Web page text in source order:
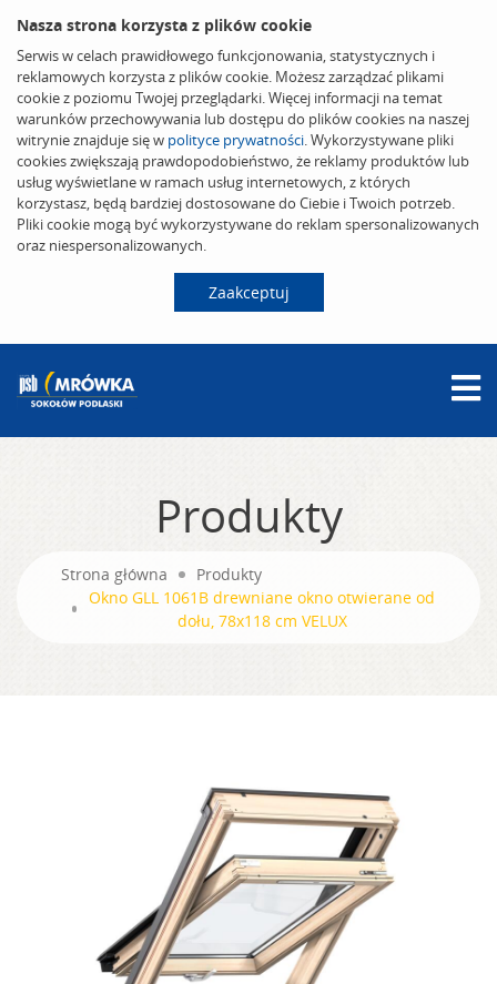
Nasza strona korzysta z plików cookie
Serwis w celach prawidłowego funkcjonowania, statystycznych i
reklamowych korzysta z plików cookie. Możesz zarządzać plikami
cookie z poziomu Twojej przeglądarki. Więcej informacji na temat
warunków przechowywania lub dostępu do plików cookies na naszej
witrynie znajduje się w polityce prywatności. Wykorzystywane pliki
cookies zwiększają prawdopodobieństwo, że reklamy produktów lub
usług wyświetlane w ramach usług internetowych, z których
korzystasz, będą bardziej dostosowane do Ciebie i Twoich potrzeb.
Pliki cookie mogą być wykorzystywane do reklam spersonalizowanych
oraz niespersonalizowanych.
Zaakceptuj
Produkty
Strona główna
Produkty
Okno GLL 1061B drewniane okno otwierane od
dołu, 78x118 cm VELUX